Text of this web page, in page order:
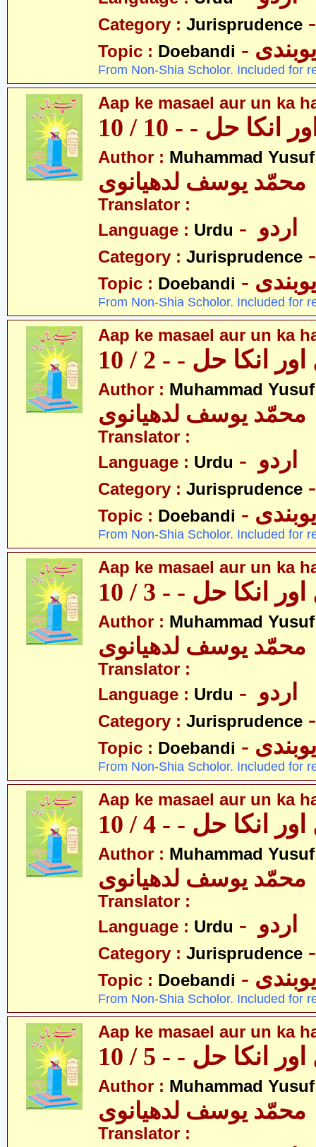
Category : Jurisprudence
Topic : Doebandi
From Non-Shia Scholor. Included for
Aap ke masael aur un ka
حل - - 10 / 10
Author : Muhammad
محمّد یوسف لدھیانوی
Translator :
Language : Urdu
Category : Jurisprudence
Topic : Doebandi
From Non-Shia Scholor. Included for
Aap ke masael aur un ka
انکا حل - - 2 / 10
Author : Muhammad
محمّد یوسف لدھیانوی
Translator :
Language : Urdu
Category : Jurisprudence
Topic : Doebandi
From Non-Shia Scholor. Included for
Aap ke masael aur un ka
انکا حل - - 3 / 10
Author : Muhammad
محمّد یوسف لدھیانوی
Translator :
Language : Urdu
Category : Jurisprudence
Topic : Doebandi
From Non-Shia Scholor. Included for
Aap ke masael aur un ka
انکا حل - - 4 / 10
Author : Muhammad
محمّد یوسف لدھیانوی
Translator :
Language : Urdu
Category : Jurisprudence
Topic : Doebandi
From Non-Shia Scholor. Included for
Aap ke masael aur un ka
انکا حل - - 5 / 10
Author : Muhammad
محمّد یوسف لدھیانوی
Translator :